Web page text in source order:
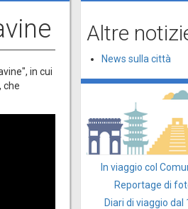
in cui
che
Altre
News sulla città
In viaggio col
Reportage di
Diari di viaggio dal